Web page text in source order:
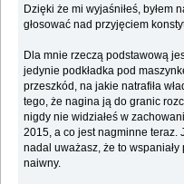
Dzięki że mi wyjaśniłeś, byłem
głosować nad przyjęciem
Dla mnie rzeczą podstawową
jedynie podkładka pod
przeszkód, na jakie natrafiła
tego, że nagina ją do granic
nigdy nie widziałeś w
2015, a co jest nagminne teraz.
nadal uważasz, że to
naiwny.